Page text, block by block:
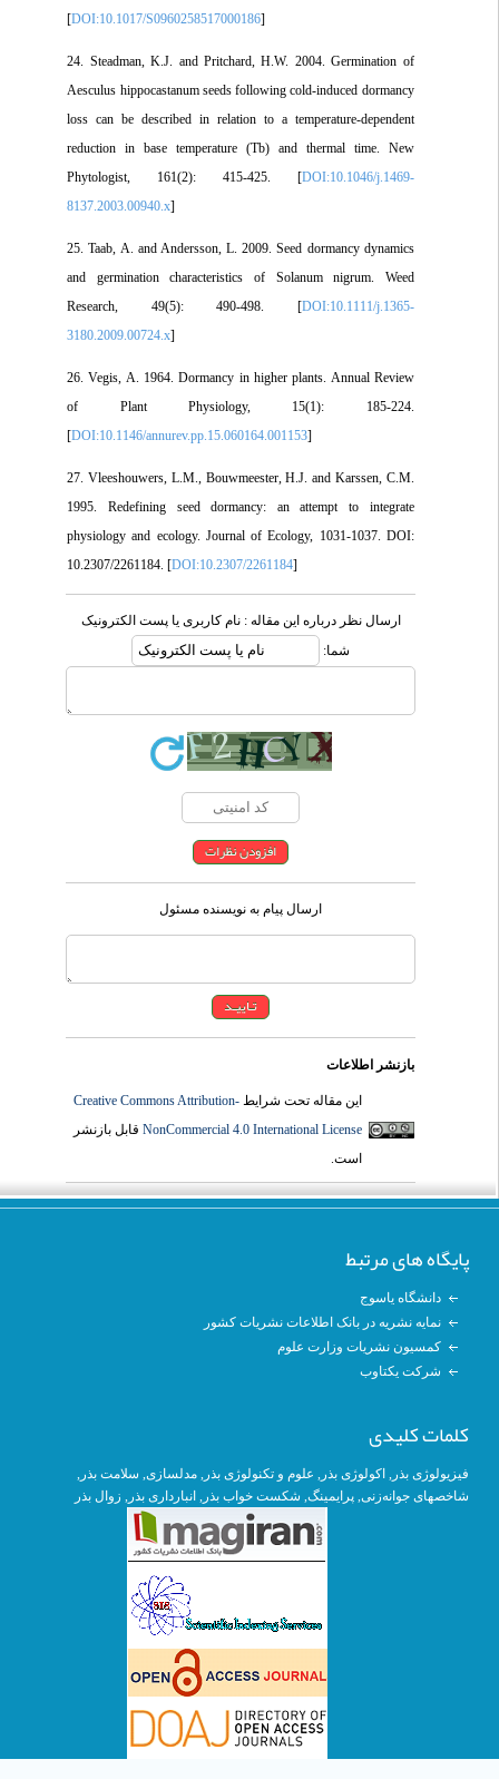
[DOI:10.1017/S0960258517000186
24. Steadman, K.J. and Pritchard, H.W. 2004. Germination of
Aesculus hippocastanum seeds following cold‐induced dormancy
loss can be described in relation to a temperature‐dependent
reduction in base temperature (Tb) and thermal time. New
Phytologist, 161(2): 415-425. [DOI:10.1046/j.1469-
8137.2003.00940.x
25. Taab, A. and Andersson, L. 2009. Seed dormancy dynamics
and germination characteristics of Solanum nigrum. Weed
Research, 49(5): 490-498. [DOI:10.1111/j.1365-
3180.2009.00724.x
26. Vegis, A. 1964. Dormancy in higher plants. Annual Review
of Plant Physiology, 15(1): 185-224.
[DOI:10.1146/annurev.pp.15.060164.001153
27. Vleeshouwers, L.M., Bouwmeester, H.J. and Karssen, C.M.
1995. Redefining seed dormancy: an attempt to integrate
physiology and ecology. Journal of Ecology, 1031-1037. DOI:
10.2307/2261184. [DOI:10.2307/2261184
ارسال نظر درباره این مقاله : نام کاربری یا پست الکترونیک
شما:
ارسال پیام به نویسنده مسئول
بازنشر اطلاعات
این مقاله تحت شرایطCreative Commons Attribution-
NonCommercial 4.0 International Licenseقابل بازنشر
است.
پایگاه های مرتبط
دانشگاه یاسوج
نمایه نشریه در بانک اطلاعات نشریات کشور
کمسیون نشریات وزارت علوم
شرکت یکتاوب
کلمات کلیدی
فیزیولوژی بذر,اکولوژی بذر,علوم و تکنولوژی بذر,مدلسازی, سلامت بذر,
شاخصهای جوانه‌زنی,پرایمینگ, شکست خواب بذر,انبارداری بذر,زوال بذر